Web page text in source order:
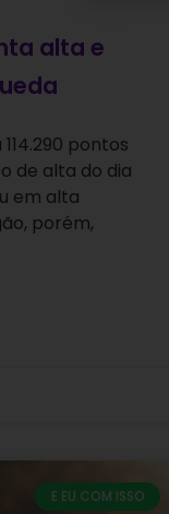
alta e
pontos
de alta do dia
em alta
porém,
E EU COM ISSO